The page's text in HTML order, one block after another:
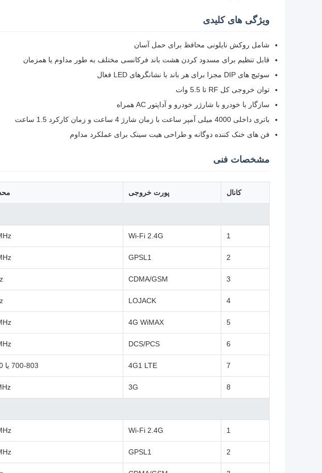
ویژگی های کلیدی
شامل روکش نایلونی محافظ برای حمل آسان
قابل تنظیم برای مسدود کردن هشت باند فرکانسی مختلف به طور مداوم یا همزمان
سوئیچ های DIP مجزا برای هر باند با نشانگرهای LED فعال
توان خروجی کل RF تا 5.5 وات
سازگار با خودرو با شارژر خودرو و آداپتور AC همراه
باتری داخلی 4000 میلی آمپر ساعت با زمان شارژ 4 ساعت و زمان کارکرد 1.5 ساعت
فن های خنک کننده دوگانه و طراحی هیت سینک برای عملکرد مداوم
مشخصات فنی
کانال پورت خروجی
1
Wi-Fi 2.4G
2
GPSL1
3
CDMA/GSM
4
LOJACK
5
4G WiMAX
6
DCS/PCS
7
4G1 LTE 700-803 یا 790-862MHz
8
3G
1
Wi-Fi 2.4G
2
GPSL1